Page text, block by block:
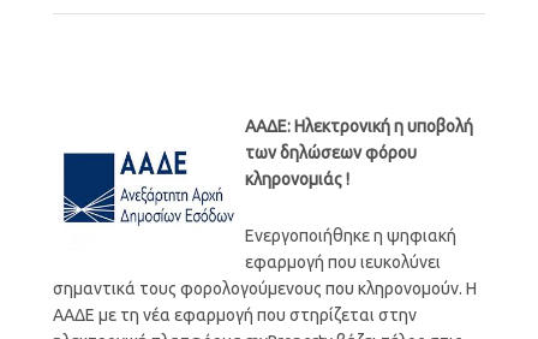
ΑΑΔΕ: Ηλεκτρονική η υποβολή
των δηλώσεων φόρου
κληρονομιάς !
Ενεργοποιήθηκε η ψηφιακή
εφαρμογή που ιευκολύνει
σημαντικά τους φορολογούμενους που κληρονομούν. Η
ΑΑΔΕ με τη νέα εφαρμογή που στηρίζεται στην